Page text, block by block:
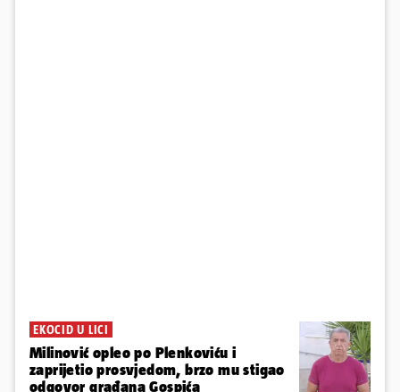
EKOCID U LICI
Milinović opleo po Plenkoviću i
zaprijetio prosvjedom, brzo mu stigao
odgovor građana Gospića